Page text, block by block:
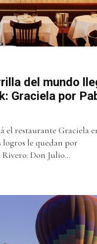
del mundo
Graciela por
el restaurante Graciela
logros le quedan por
Don Julio...